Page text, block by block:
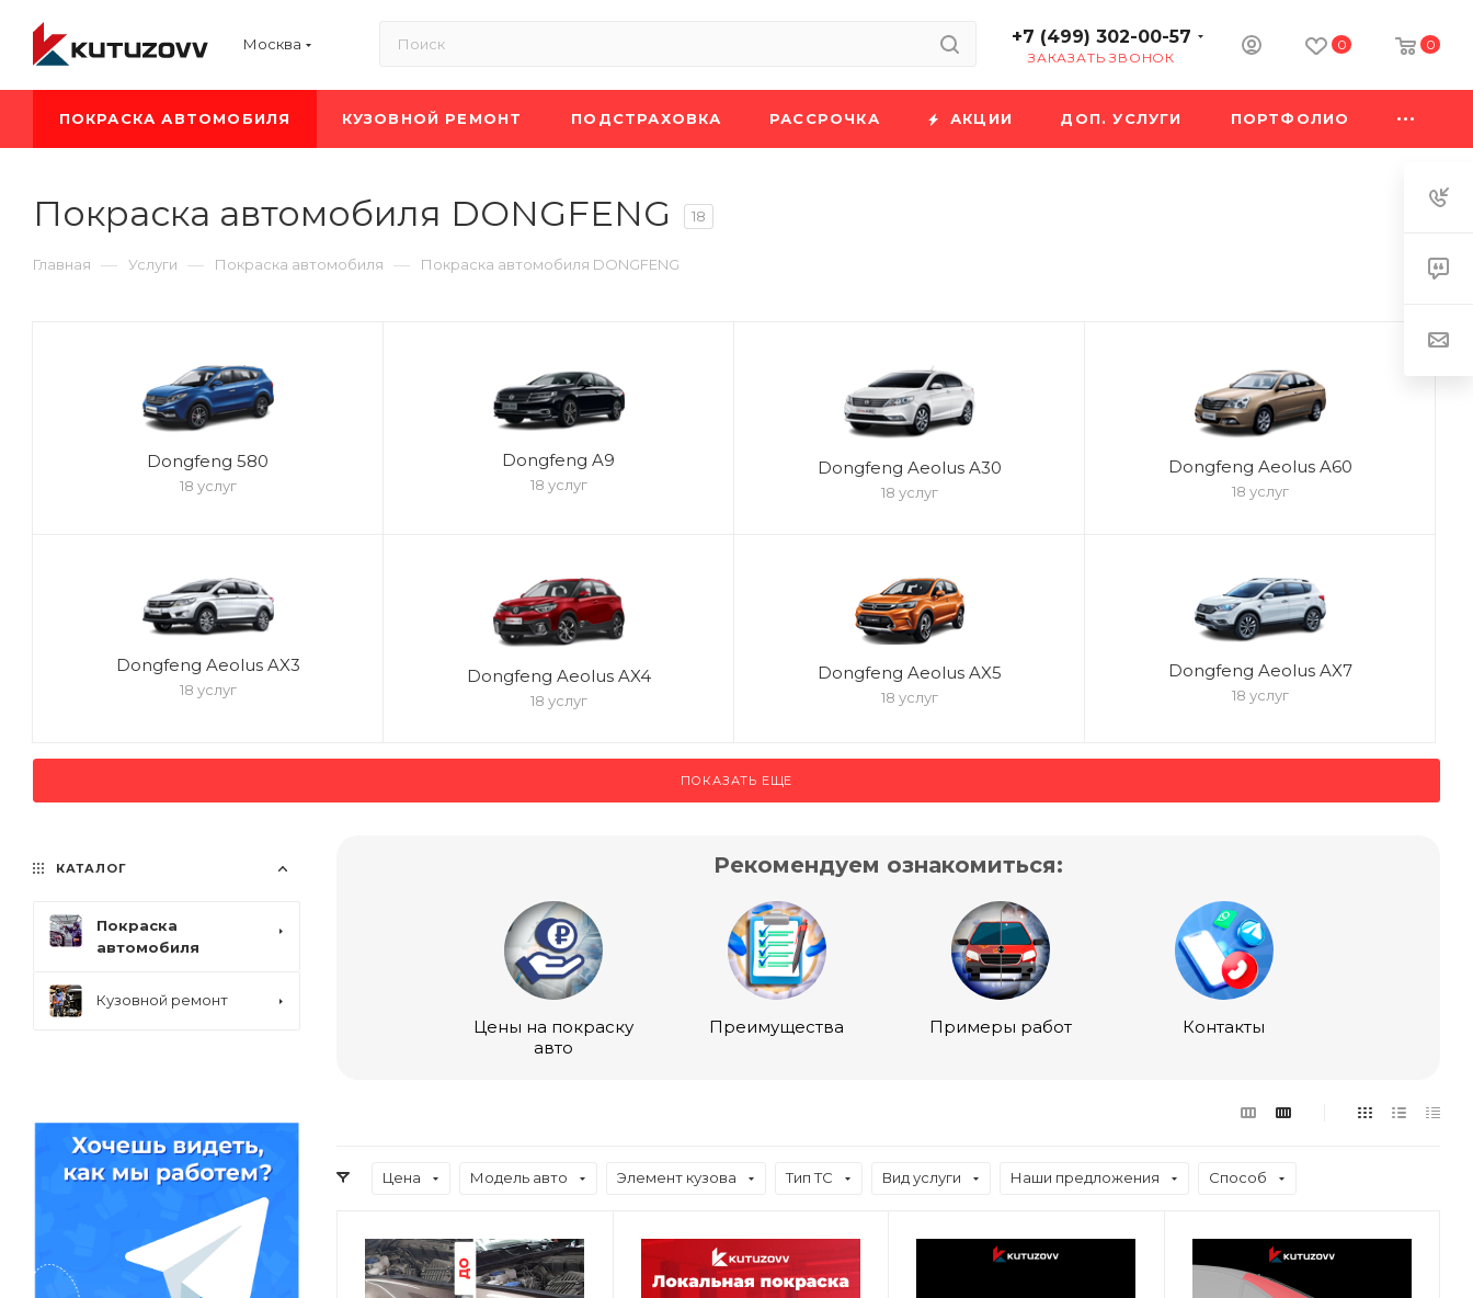
Москва +7 (499) 302-00-57
ЗАКАЗАТЬ ЗВОНОК
0 0
ПОКРАСКА АВТОМОБИЛЯ КУЗОВНОЙ РЕМОНТ ПОДСТРАХОВКА РАССРОЧКА АКЦИИ ДОП. УСЛУГИ ПОРТФОЛИО
Покраска автомобиля DONGFENG 18
Главная — Услуги — Покраска автомобиля — Покраска автомобиля DONGFENG
Dongfeng 580
18 услуг
Dongfeng A9
18 услуг
Dongfeng Aeolus A30
18 услуг
Dongfeng Aeolus A60
18 услуг
Dongfeng Aeolus AX3
18 услуг
Dongfeng Aeolus AX4
18 услуг
Dongfeng Aeolus AX5
18 услуг
Dongfeng Aeolus AX7
18 услуг
ПОКАЗАТЬ ЕЩЕ
Рекомендуем ознакомиться:
Цены на покраску
авто
Преимущества Примеры работ Контакты
Цена Модель авто Элемент кузова Тип ТС Вид услуги Наши предложения Способ
КАТАЛОГ
Покраска
автомобиля
Кузовной ремонт